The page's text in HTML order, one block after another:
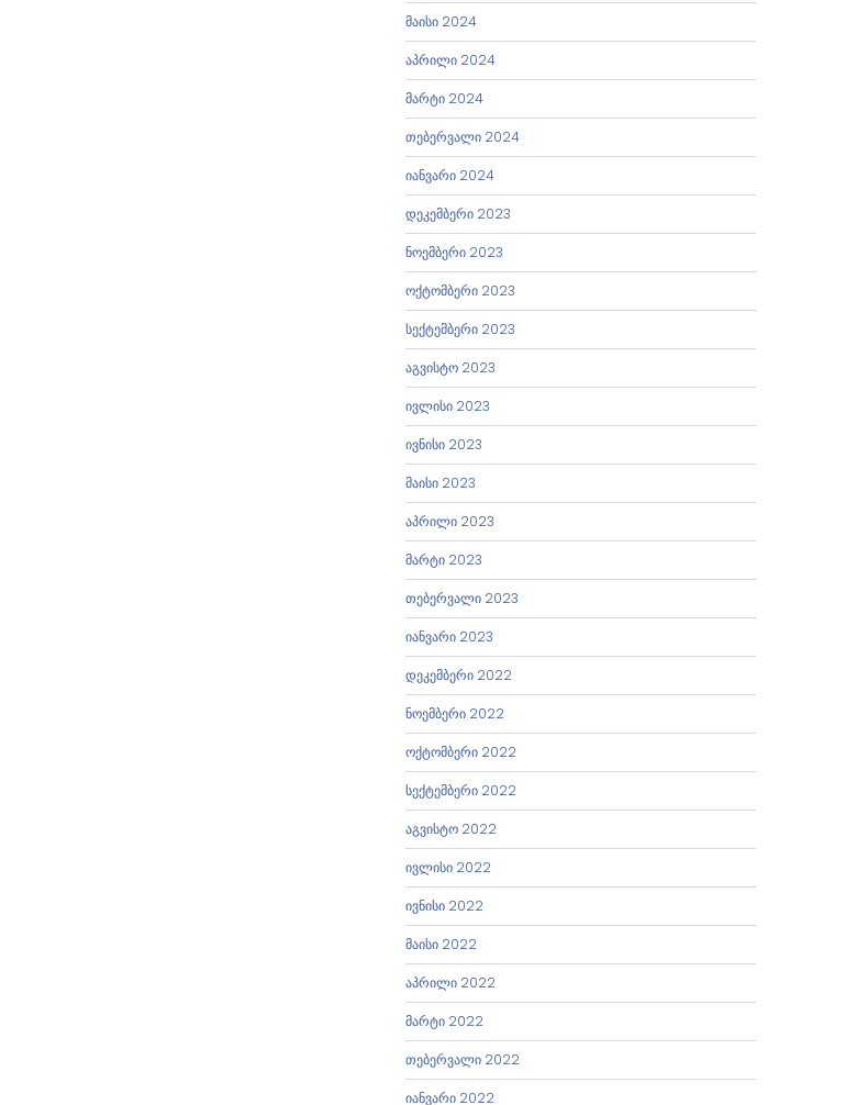
მაისი 2024
აპრილი 2024
მარტი 2024
თებერვალი 2024
იანვარი 2024
დეკემბერი 2023
ნოემბერი 2023
ოქტომბერი 2023
სექტემბერი 2023
აგვისტო 2023
ივლისი 2023
ივნისი 2023
მაისი 2023
აპრილი 2023
მარტი 2023
თებერვალი 2023
იანვარი 2023
დეკემბერი 2022
ნოემბერი 2022
ოქტომბერი 2022
სექტემბერი 2022
აგვისტო 2022
ივლისი 2022
ივნისი 2022
მაისი 2022
აპრილი 2022
მარტი 2022
თებერვალი 2022
იანვარი 2022